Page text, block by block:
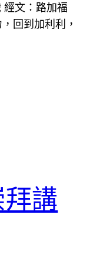
經文：路加福
回到加利利，
講